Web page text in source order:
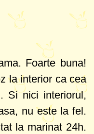
Foarte buna!
la interior ca cea
Si nici interiorul,
nu este la fel.
la marinat 24h.